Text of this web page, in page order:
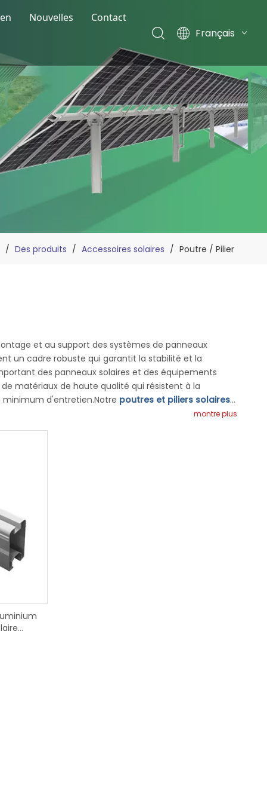
Nouvelles
Nouvelles de la société
Actualités de l'exposition
Blog
Contact
Français
Español
Deutsch
Italiano
Nederlands
/ Des produits / Accessoires solaires / Poutre / Pilier
du
et au support des systèmes de panneaux
un cadre robuste qui garantit la stabilité et la
des panneaux solaires et des équipements
matériaux de haute qualité qui résistent à la
minimum d'entretien.Notre poutres et piliers solaires
conditions environnementales sans se plier ni se
exceptionnelle, fournissant une base solide pour le
et piliers solaires sont conçus pour résister aux
une solution de montage stable et réglable, les
panneaux solaires.Les poutres et piliers solaires
une combinaison de résistance, de durabilité et
pour ceux qui cherchent à exploiter la puissance de
montre plus